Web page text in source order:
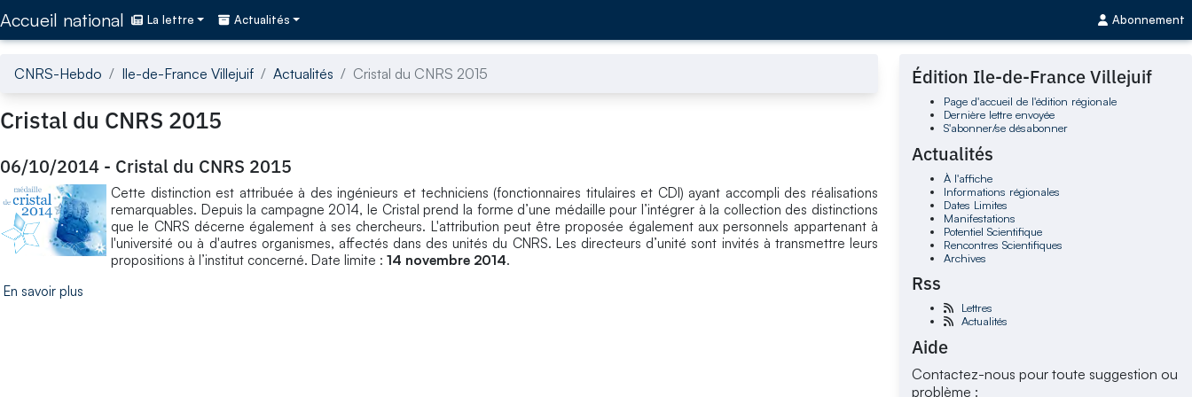
Accueil national La lettre Actualités Abonnement
CNRS-Hebdo Ile-de-France Villejuif Actualités Cristal du CNRS 2015
Cristal du CNRS 2015
06/10/2014 - Cristal du CNRS 2015
Cette distinction est attribuée à des ingénieurs et techniciens (fonctionnaires titulaires et CDI) ayant accompli des réalisations
remarquables. Depuis la campagne 2014, le Cristal prend la forme d’une médaille pour l’intégrer à la collection des distinctions
que le CNRS décerne également à ses chercheurs. L'attribution peut être proposée également aux personnels appartenant à
l'université ou à d'autres organismes, affectés dans des unités du CNRS. Les directeurs d’unité sont invités à transmettre leurs
propositions à l’institut concerné. Date limite : 14 novembre 2014.
En savoir plus
Édition Ile-de-France Villejuif
Page d'accueil de l'édition régionale
Dernière lettre envoyée
S'abonner/se désabonner
Actualités
À l'affiche
Informations régionales
Dates Limites
Manifestations
Potentiel Scientifique
Rencontres Scientifiques
Archives
Rss
Lettres
Actualités
Aide
Contactez-nous pour toute suggestion ou
problème :